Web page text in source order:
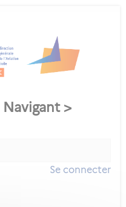
Se connecter